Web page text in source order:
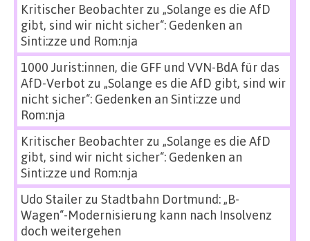
Kritischer Beobachterzu „Solange es die AfD
gibt, sind wir nicht sicher“: Gedenken an
Sinti:zze und Rom:nja
1000 Jurist:innen, die GFF und VVN-BdA für das
AfD-Verbot zu „Solange es die AfD gibt, sind wir
nicht sicher“: Gedenken an Sinti:zze und
Rom:nja
Kritischer Beobachterzu „Solange es die AfD
gibt, sind wir nicht sicher“: Gedenken an
Sinti:zze und Rom:nja
Udo Stailerzu Stadtbahn Dortmund: „B-
Wagen“-Modernisierung kann nach Insolvenz
doch weitergehen